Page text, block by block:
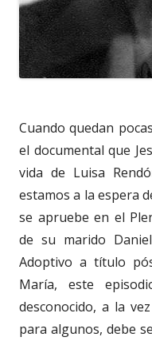
Cuando quedan
el documental que
vida de Luisa
estamos a la espera
se apruebe en el
de su marido
Adoptivo a título
María, este
desconocido, a la
para algunos, debe